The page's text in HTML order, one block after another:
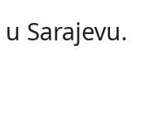
Sarajevu.